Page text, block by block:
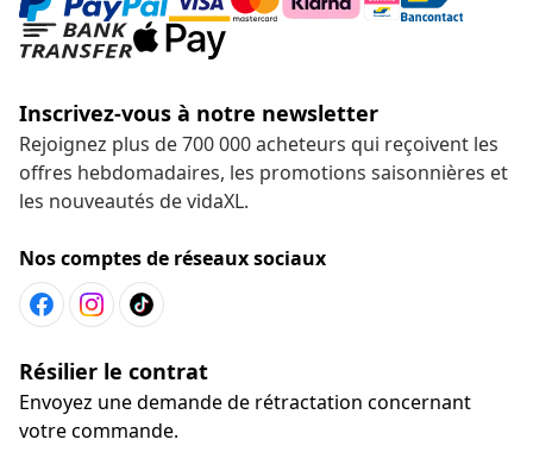
Inscrivez-vous à notre newsletter
Rejoignez plus de 700 000 acheteurs qui reçoivent les
offres hebdomadaires, les promotions saisonnières et
les nouveautés de vidaXL.
Nos comptes de réseaux sociaux
Résilier le contrat
Envoyez une demande de rétractation concernant
votre commande.